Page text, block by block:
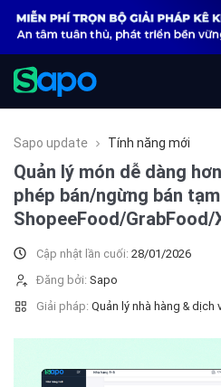
Sapo update Tính năng mới
Quản lý món dễ dàng
phép bán/ngừng bán
ShopeeFood/GrabFood/
Cập nhật lần cuối: 28/01/2026
Đăng bởi: Sapo
Giải pháp: Quản lý nhà hàng & dịch